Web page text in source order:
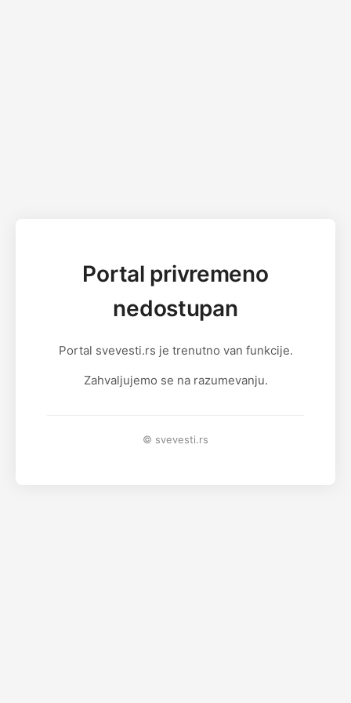
Portal privremeno
nedostupan
Portal svevesti.rs je trenutno van funkcije.
Zahvaljujemo se na razumevanju.
© svevesti.rs